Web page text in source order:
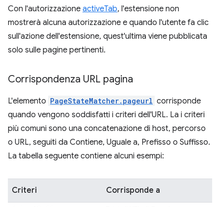
Con l'autorizzazione activeTab, l'estensione non
mostrerà alcuna autorizzazione e quando l'utente fa clic
sull'azione dell'estensione, quest'ultima viene pubblicata
solo sulle pagine pertinenti.
Corrispondenza URL pagina
L'elemento PageStateMatcher.pageurl corrisponde
quando vengono soddisfatti i criteri dell'URL. La i criteri
più comuni sono una concatenazione di host, percorso
o URL, seguiti da Contiene, Uguale a, Prefisso o Suffisso.
La tabella seguente contiene alcuni esempi:
Criteri Corrisponde a